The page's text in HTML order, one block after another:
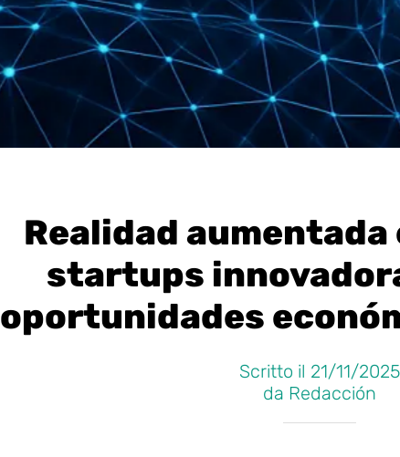
Realidad aumentada
startups
oportunidades
Scritto il 21/11/2025
da Redacción